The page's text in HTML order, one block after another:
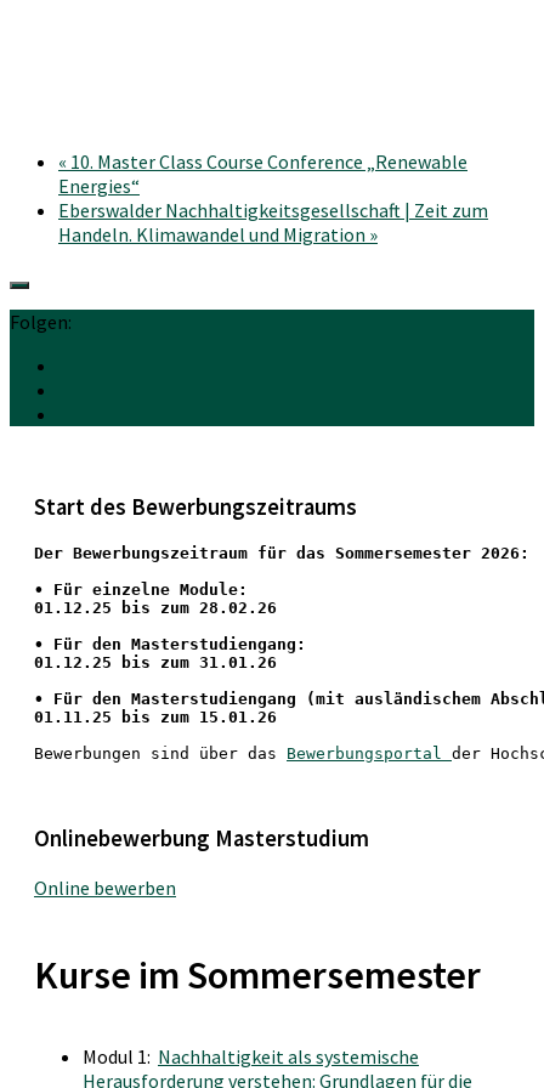
« 10. Master Class Course Conference „Renewable
Energies“
Eberswalder Nachhaltigkeitsgesellschaft | Zeit zum
Handeln. Klimawandel und Migration »
Folgen:
Start des Bewerbungszeitraums
Der Bewerbungszeitraum für das Sommersemester 2026:
• Für einzelne Module:
01.12.25 bis zum 28.02.26
• Für den Masterstudiengang:
01.12.25 bis zum 31.01.26
• Für den Masterstudiengang (mit ausländischem
01.11.25 bis zum 15.01.26
Bewerbungen sind über das Bewerbungsportal der
Onlinebewerbung Masterstudium
Online bewerben
Kurse im Sommersemester
Modul 1: Nachhaltigkeit als systemische
Herausforderung verstehen: Grundlagen für die